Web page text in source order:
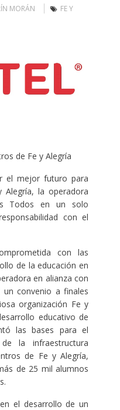
MORÁN
FE Y
de Fe y Alegría
el mejor futuro para
la operadora
Todos en un solo
con el
con las
de la educación en
en alianza con
un convenio a finales
organización Fe y
educativo de
las bases para el
la infraestructura
de Fe y Alegría,
de 25 mil alumnos
el desarrollo de un